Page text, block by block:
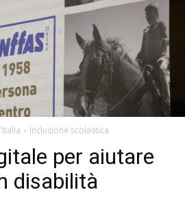
Inclusione scolastica
per aiutare
disabilità